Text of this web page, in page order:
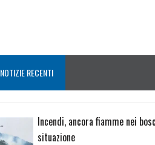
NOTIZIE RECENTI
Incendi, ancora fiamme nei
situazione